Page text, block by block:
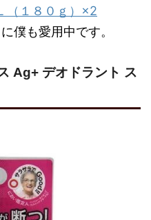
（１８０ｇ）×2
僕も愛用中です。
Ag+ デオドラント ス